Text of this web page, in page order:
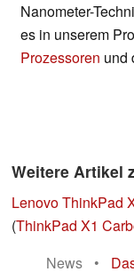
Nanometer-
es in unserem
Prozessoren und
Weitere Artikel
Lenovo ThinkPad
(ThinkPad X1
News
•